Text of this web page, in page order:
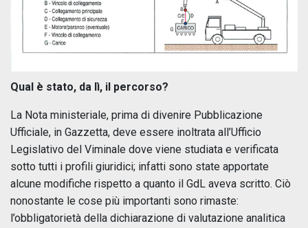
Qual è stato, da lì, il percorso?
La Nota ministeriale, prima di divenire Pubblicazione
Ufficiale, in Gazzetta, deve essere inoltrata all’Ufficio
Legislativo del Viminale dove viene studiata e verificata
sotto tutti i profili giuridici; infatti sono state apportate
alcune modifiche rispetto a quanto il GdL aveva scritto. Ciò
nonostante le cose più importanti sono rimaste:
l’obbligatorietà della dichiarazione di valutazione analitica